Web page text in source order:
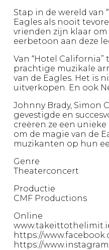
Stap in de wereld van
Eagles als nooit
vrienden zijn klaar
eerbetoon aan deze
Van “Hotel
prachtige muzikale
van de Eagles. Het is
uitverkopen. En ook
Johnny Brady, Simon
gevestigde en
creëren ze een
om de magie van de
muzikanten op hun
Genre
Theaterconcert
Productie
CMF Productions
Online
https://
https://